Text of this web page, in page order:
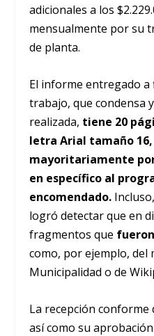
adicionales a los
mensualmente por su
de planta.
El informe entregado
trabajo, que condensa
realizada, tiene 20
letra Arial tamaño
mayoritariamente
en específico al
encomendado.
logró detectar que en
fragmentos que
como, por ejemplo, del
Municipalidad o de
La recepción conforme
así como su